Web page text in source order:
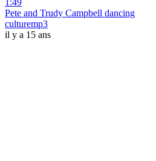
1:49
Pete and Trudy Campbell dancing
culturemp3
il y a 15 ans